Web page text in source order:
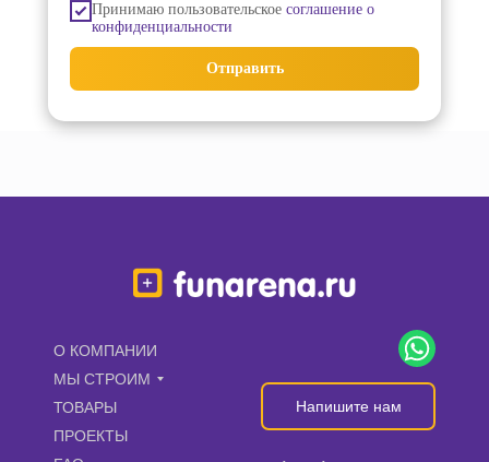
Принимаю пользовательское соглашение о
конфиденциальности
Отправить
О КОМПАНИИ
МЫ СТРОИМ
ТОВАРЫ
Напишите нам
ПРОЕКТЫ